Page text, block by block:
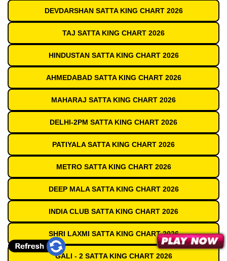
DEVDARSHAN SATTA KING CHART 2026
TAJ SATTA KING CHART 2026
HINDUSTAN SATTA KING CHART 2026
AHMEDABAD SATTA KING CHART 2026
MAHARAJ SATTA KING CHART 2026
DELHI-2PM SATTA KING CHART 2026
PATIYALA SATTA KING CHART 2026
METRO SATTA KING CHART 2026
DEEP MALA SATTA KING CHART 2026
INDIA CLUB SATTA KING CHART 2026
SHRI LAXMI SATTA KING CHART 2026
GALI - 2 SATTA KING CHART 2026